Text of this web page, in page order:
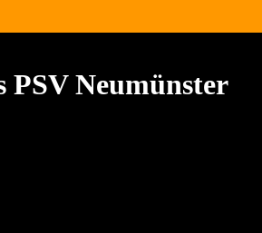
PSV Neumünster